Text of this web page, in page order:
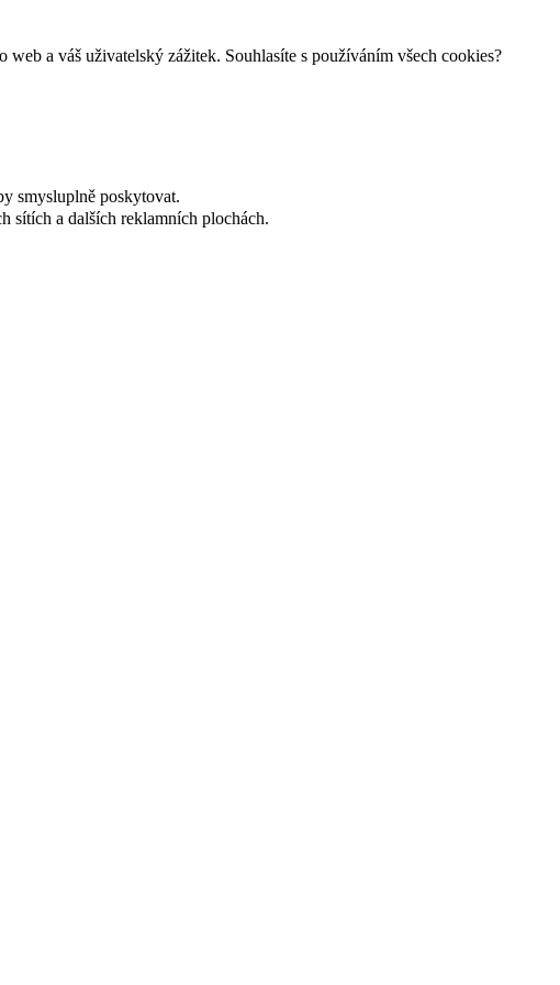
a váš uživatelský zážitek. Souhlasíte s používáním všech cookies?
smysluplně poskytovat.
sítích a dalších reklamních plochách.